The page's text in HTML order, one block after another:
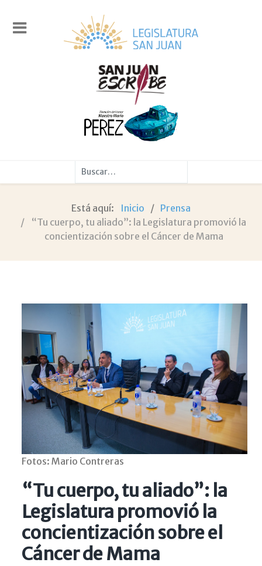
Buscar
Está aquí: Inicio
Prensa
“Tu cuerpo, tu aliado”: la Legislatura promovió la
concientización sobre el Cáncer de Mama
Fotos: Mario Contreras
“Tu cuerpo, tu aliado”: la
Legislatura promovió la
concientización sobre el
Cáncer de Mama